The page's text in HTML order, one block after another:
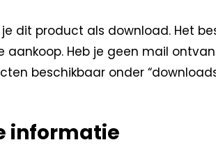
dit product als download. Het
Heb je geen mail
beschikbaar onder
informatie